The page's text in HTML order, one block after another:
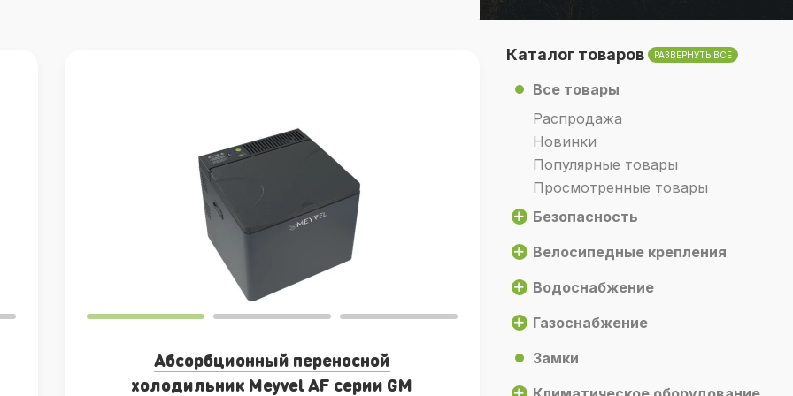
Каталог товаров РАЗВЕРНУТЬ ВСЕ
Все товары
Распродажа
Новинки
Популярные товары
Просмотренные товары
Безопасность
Велосипедные крепления
Водоснабжение
Газоснабжение
Замки
Абсорбционный переносной
холодильник Meyvel AF серии GM